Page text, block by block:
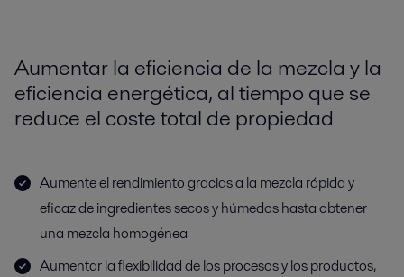
Aumentar la eficiencia de la mezcla y la
eficiencia energética, al tiempo que se
reduce el coste total de propiedad
Aumente el rendimiento gracias a la mezcla rápida y
eficaz de ingredientes secos y húmedos hasta obtener
una mezcla homogénea
Aumentar la flexibilidad de los procesos y los productos,